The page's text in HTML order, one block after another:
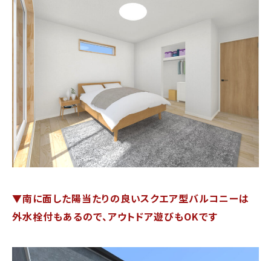
▼南に面した陽当たりの良いスクエア型バルコニーは
外水栓付もあるので、アウトドア遊びもOKです